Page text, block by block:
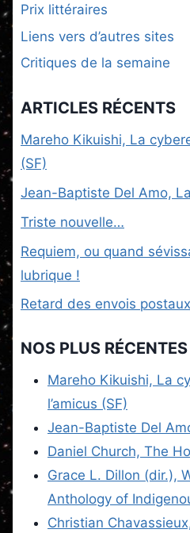
Prix littéraires
Liens vers d’autres sites
Critiques de la semaine
ARTICLES RÉCENTS
Mareho Kikuishi, La
(SF)
Jean-Baptiste Del Amo,
Triste nouvelle…
Requiem, ou quand
lubrique !
Retard des envois postaux
NOS PLUS
Mareho Kikuishi, La
l’amicus (SF)
Jean-Baptiste Del
Daniel Church, The
Grace L. Dillon (dir.),
Anthology of
Christian